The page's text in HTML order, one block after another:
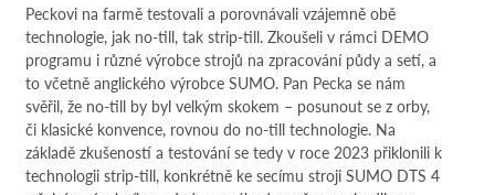
Peckovi na farmě testovali a porovnávali vzájemně obě
technologie, jak no-till, tak strip-till. Zkoušeli v rámci DEMO
programu i různé výrobce strojů na zpracování půdy a setí, a
to včetně anglického výrobce SUMO. Pan Pecka se nám
svěřil, že no-till by byl velkým skokem – posunout se z orby,
či klasické konvence, rovnou do no-till technologie. Na
základě zkušeností a testování se tedy v roce 2023 přiklonili k
technologii strip-till, konkrétně ke secímu stroji SUMO DTS 4